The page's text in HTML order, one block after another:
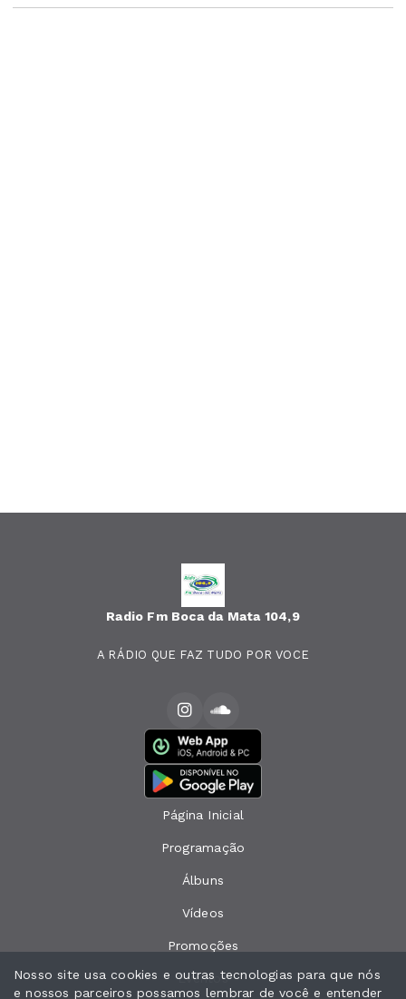
Radio Fm Boca da Mata 104,9
A RÁDIO QUE FAZ TUDO POR VOCE
Página Inicial
Programação
Álbuns
Vídeos
Promoções
Eventos
Nosso site usa cookies e outras tecnologias para que nós
e nossos parceiros possamos lembrar de você e entender